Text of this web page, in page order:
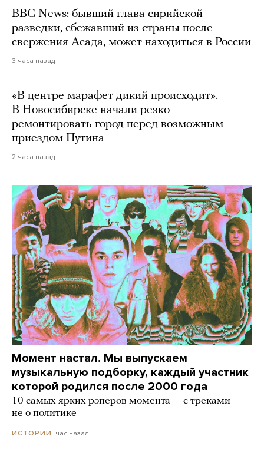
BBC News: бывший глава сирийской
разведки, сбежавший из страны после
свержения Асада, может находиться в России
3 часа назад
«В центре марафет дикий происходит».
В Новосибирске начали резко
ремонтировать город перед возможным
приездом Путина
2 часа назад
Момент настал. Мы выпускаем
музыкальную подборку, каждый участник
которой родился после 2000 года
10 самых ярких рэперов момента — с треками
не о политике
ИСТОРИИ час назад